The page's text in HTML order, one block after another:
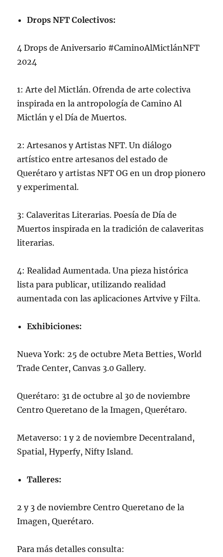
Drops NFT Colectivos:
4 Drops de Aniversario #CaminoAlMictlánNFT
2024
1: Arte del Mictlán. Ofrenda de arte colectiva
inspirada en la antropología de Camino Al
Mictlán y el Día de Muertos.
2: Artesanos y Artistas NFT. Un diálogo
artístico entre artesanos del estado de
Querétaro y artistas NFT OG en un drop pionero
y experimental.
3: Calaveritas Literarias. Poesía de Día de
Muertos inspirada en la tradición de calaveritas
literarias.
4: Realidad Aumentada. Una pieza histórica
lista para publicar, utilizando realidad
aumentada con las aplicaciones Artvive y Filta.
Exhibiciones:
Nueva York: 25 de octubre Meta Betties, World
Trade Center, Canvas 3.0 Gallery.
Querétaro: 31 de octubre al 30 de noviembre
Centro Queretano de la Imagen, Querétaro.
Metaverso: 1 y 2 de noviembre Decentraland,
Spatial, Hyperfy, Nifty Island.
Talleres:
2 y 3 de noviembre Centro Queretano de la
Imagen, Querétaro.
Para más detalles consulta: